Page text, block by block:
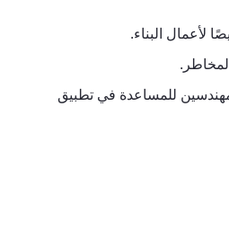
البناء.
للمساعدة في تطبيق